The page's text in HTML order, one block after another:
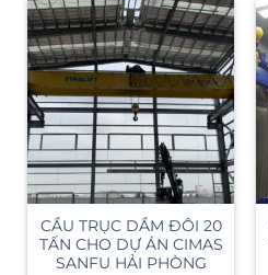
CẦU TRỤC DẦM ĐÔI 20
TẤN CHO DỰ ÁN CIMAS
SANFU HẢI PHÒNG